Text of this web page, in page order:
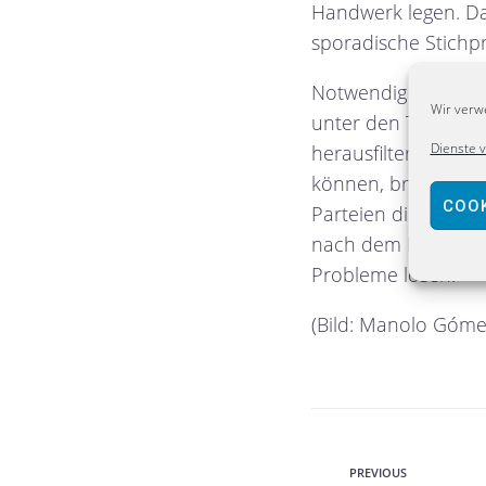
Wir
Dienste
Handwerk legen.
sporadische
Notwendig ist dies
unter den
herausfiltern
können, braucht
Parteien dies
nach dem Motto:
Probleme lösen.“
(Bild: Manolo
PREVIOUS